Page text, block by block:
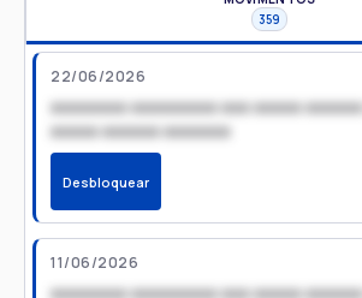
359
22/06/2026
xxxxxxxx xxxxxxxxx xxx xxxxx
xxxxx xxxxxx xxxxxxx
Desbloquear
11/06/2026
xxxxxxxx xxxxxxxxx xxx xxxxx